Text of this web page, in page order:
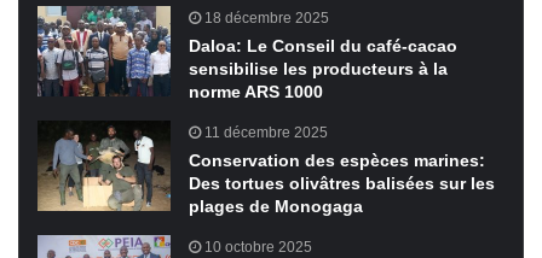
18 décembre 2025
Daloa: Le Conseil du café-cacao
sensibilise les producteurs à la
norme ARS 1000
11 décembre 2025
Conservation des espèces marines:
Des tortues olivâtres balisées sur les
plages de Monogaga
10 octobre 2025